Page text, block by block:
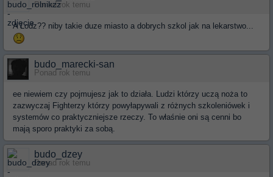
Ponad rok temu
A Lodz?? niby takie duze miasto a dobrych szkol jak na lekarstwo...
budo_marecki-san
Ponad rok temu
ee niewiem czy pojmujesz jak to działa. Ludzi którzy uczą noża to
zazwyczaj Fighterzy którzy powyłapywali z różnych szkoleniówek i
systemów co praktyczniejsze rzeczy. To właśnie oni są cenni bo
mają sporo praktyki za sobą.
budo_dzey
Ponad rok temu